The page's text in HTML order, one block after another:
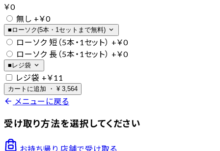
￥0
無し +￥0
■ローソク(5本・1セットまで無料) expand_more
ローソク 短（5本・1セット） +￥0
ローソク 長（5本・1セット） +￥0
■レジ袋 expand_more
レジ袋 +￥11
カートに追加 ・ ¥ 3,564
arrow_back メニューに戻る
受け取り方法を選択してください
お持ち帰り 店舗で受け取る